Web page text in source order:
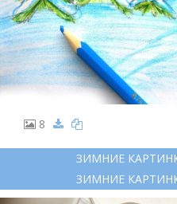
8
ЗИМНИЕ
ЗИМНИЕ